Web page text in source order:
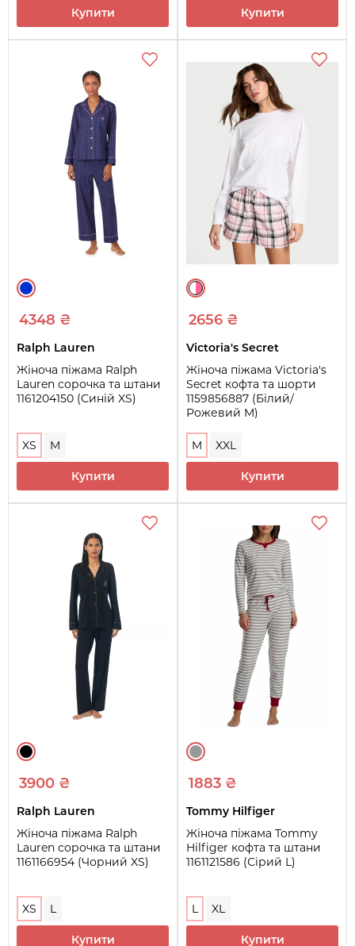
Купити Купити
4348 ₴
Ralph Lauren
Жіноча піжама Ralph
Lauren сорочка та штани
1161204150 (Синій XS)
XS M
Купити
2656 ₴
Victoria's Secret
Жіноча піжама Victoria's
Secret кофта та шорти
1159856887 (Білий/
Рожевий M)
M XXL
Купити
3900 ₴
Ralph Lauren
Жіноча піжама Ralph
Lauren сорочка та штани
1161166954 (Чорний XS)
XS L
Купити
1883 ₴
Tommy Hilfiger
Жіноча піжама Tommy
Hilfiger кофта та штани
1161121586 (Сірий L)
L XL
Купити